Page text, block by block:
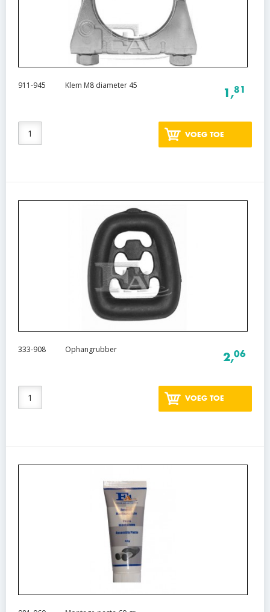
911-945 Klem M8 diameter 45
1,81
VOEG TOE
333-908 Ophangrubber
2,06
VOEG TOE